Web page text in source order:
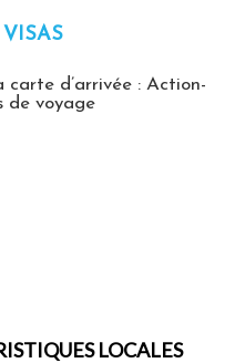
VISAS
d’arrivée : Action-
de voyage
LOCALES